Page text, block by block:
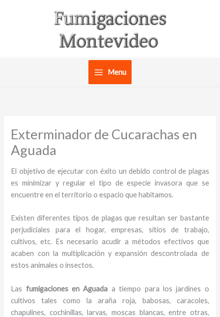
Menu
Exterminador de Cucarachas en
Aguada
El objetivo de ejecutar con éxito un debido control de plagas
es minimizar y regular el tipo de especie invasora que se
encuentre en el territorio o espacio que habitamos.
Existen diferentes tipos de plagas que resultan ser bastante
perjudiciales para el hogar, empresas, sitios de trabajo,
cultivos, etc. Es necesario acudir a métodos efectivos que
acaben con la multiplicación y expansión descontrolada de
estos animales o insectos.
Las fumigaciones en Aguada a tiempo para los jardines o
cultivos tales como la araña roja, babosas, caracoles,
chapulines, cochinillas, larvas, moscas blancas, entre otras,